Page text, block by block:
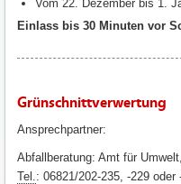
Vom 22. Dezember bis 1.
Einlass bis 30 Minuten vor
Grünschnittverwertung
Ansprechpartner:
Abfallberatung: Amt für
Tel. : 06821/202-235, -229 oder